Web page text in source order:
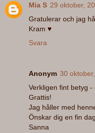
Mia S 29 oktober,
Gratulerar och jag
Kram ♥
Svara
Anonym 30
Verkligen fint betyg -
Grattis!
Jag håller med
Önskar dig en fin
Sanna